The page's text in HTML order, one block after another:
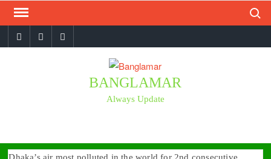
Skip
content Facebooktwitter
BANGLAMAR
Always Update
Dhaka’s air most polluted in the world for 2nd consecutive